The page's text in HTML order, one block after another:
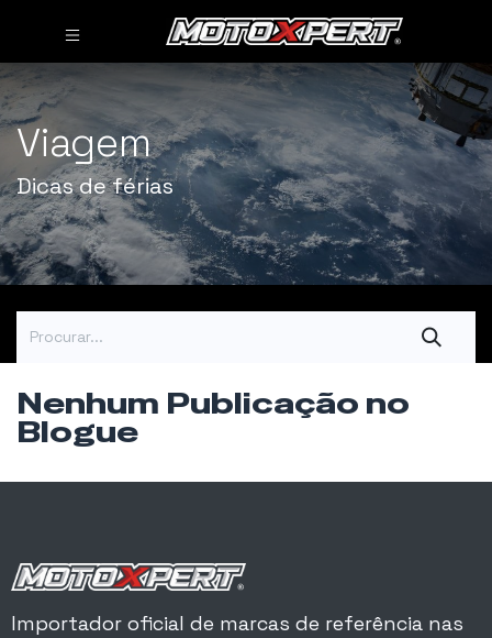
Viagem
Dicas de férias
Nenhum Publicação no
Blogue
Importador oficial de marcas de referência nas